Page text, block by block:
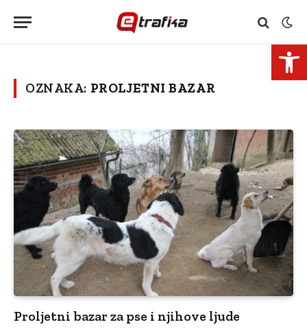
OZNAKA: PROLJETNI BAZAR
Proljetni bazar za pse i njihove ljude